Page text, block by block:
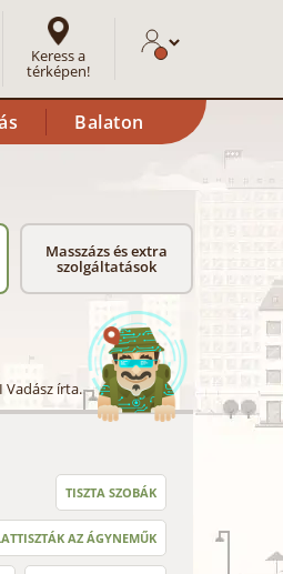
Keress a
térképen!
Balaton
Masszázs és extra
szolgáltatások
Vadász írta.
TISZTA SZOBÁK
AZ ÁGYNEMŰK